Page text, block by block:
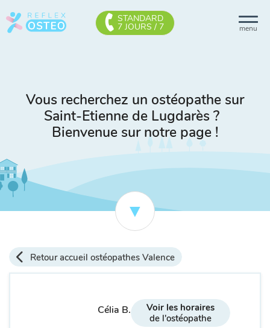
menu
STANDARD
7 JOURS / 7
Vous recherchez un ostéopathe sur
Saint-Etienne de Lugdarès ?
Bienvenue sur notre page !
Retour accueil ostéopathes Valence
Célia B.
Voir les horaires
de l'ostéopathe